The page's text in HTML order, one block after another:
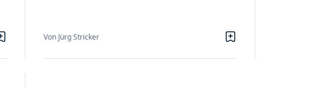
Von Jürg Stricker